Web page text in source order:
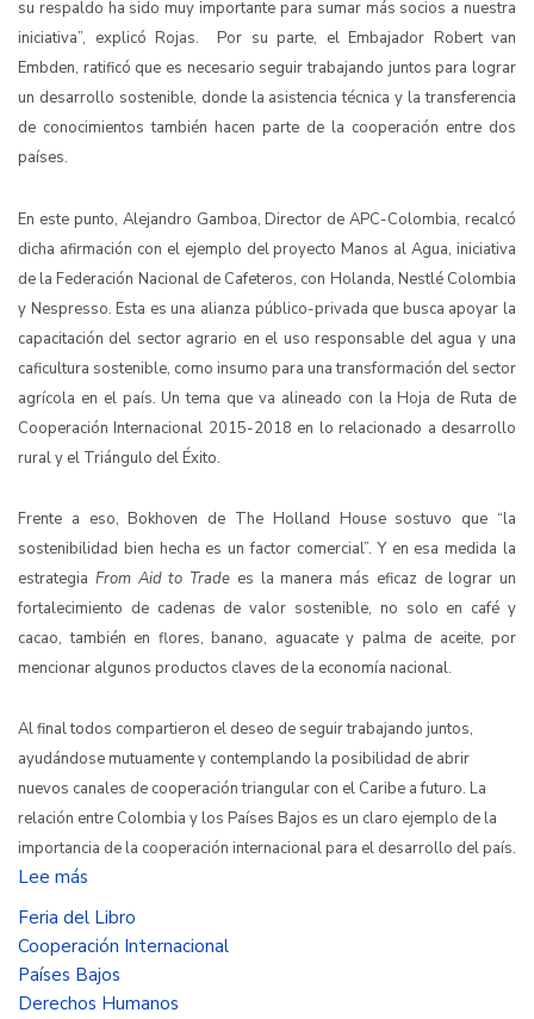
su respaldo ha sido muy importante para sumar más socios a nuestra
iniciativa”, explicó Rojas. Por su parte, el Embajador Robert van
Embden, ratificó que es necesario seguir trabajando juntos para lograr
un desarrollo sostenible, donde la asistencia técnica y la transferencia
de conocimientos también hacen parte de la cooperación entre dos
países.
En este punto, Alejandro Gamboa, Director de APC-Colombia, recalcó
dicha afirmación con el ejemplo del proyecto Manos al Agua, iniciativa
de la Federación Nacional de Cafeteros, con Holanda, Nestlé Colombia
y Nespresso. Esta es una alianza público-privada que busca apoyar la
capacitación del sector agrario en el uso responsable del agua y una
caficultura sostenible, como insumo para una transformación del sector
agrícola en el país. Un tema que va alineado con la Hoja de Ruta de
Cooperación Internacional 2015-2018 en lo relacionado a desarrollo
rural y el Triángulo del Éxito.
Frente a eso, Bokhoven de The Holland House sostuvo que “la
sostenibilidad bien hecha es un factor comercial”. Y en esa medida la
estrategia From Aid to Trade es la manera más eficaz de lograr un
fortalecimiento de cadenas de valor sostenible, no solo en café y
cacao, también en flores, banano, aguacate y palma de aceite, por
mencionar algunos productos claves de la economía nacional.
Al final todos compartieron el deseo de seguir trabajando juntos,
ayudándose mutuamente y contemplando la posibilidad de abrir
nuevos canales de cooperación triangular con el Caribe a futuro. La
relación entre Colombia y los Países Bajos es un claro ejemplo de la
importancia de la cooperación internacional para el desarrollo del país.
Lee más
Llegó
el
momento
de
Feria del Libro
Cooperación Internacional
Países Bajos
Derechos Humanos